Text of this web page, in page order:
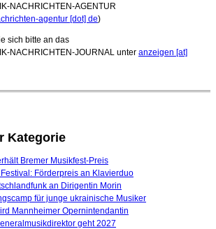
NACHRICHTEN-AGENTUR
agentur [dot] de)
sich bitte an das
NACHRICHTEN-JOURNAL unter anzeigen [at]
Kategorie
Bremer Musikfest-Preis
Förderpreis an Klavierduo
an Dirigentin Morin
für junge ukrainische Musiker
Mannheimer Opernintendantin
geht 2027